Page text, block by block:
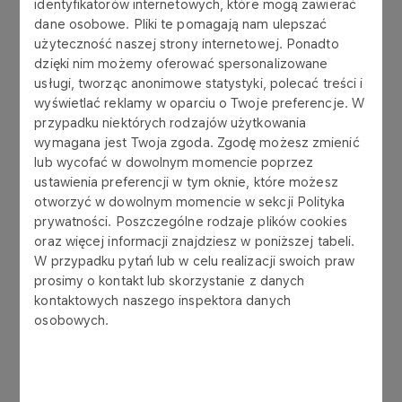
identyfikatorów internetowych, które mogą zawierać
dane osobowe. Pliki te pomagają nam ulepszać
użyteczność naszej strony internetowej. Ponadto
dzięki nim możemy oferować spersonalizowane
usługi, tworząc anonimowe statystyki, polecać treści i
wyświetlać reklamy w oparciu o Twoje preferencje. W
przypadku niektórych rodzajów użytkowania
wymagana jest Twoja zgoda. Zgodę możesz zmienić
lub wycofać w dowolnym momencie poprzez
ustawienia preferencji w tym oknie, które możesz
otworzyć w dowolnym momencie w sekcji Polityka
prywatności. Poszczególne rodzaje plików cookies
oraz więcej informacji znajdziesz w poniższej tabeli.
W przypadku pytań lub w celu realizacji swoich praw
prosimy o kontakt lub skorzystanie z danych
kontaktowych naszego inspektora danych
osobowych.
Przez 20 lat działalności Spółka rozwinęła swoją
działalność, stając się jedną z największych firm
szkoleniowych w Polsce.
Zdobywamy liczne wyróżnienia od instytucji
oceniających naszą działalność. Jesteśmy
laureatami Geparda Biznesu przyznawanego
przez Instytut Nowoczesnego Biznesu.
Posiadamy liczne certyfikaty potwierdzające
wysoką jakość naszej pracy m.in. Certyfikat
Mazowieckiego Kuratorium Oświaty, Certyfikat
Europass i Certyfikat Gliwickiego Instytutu
Spawalnictwa.